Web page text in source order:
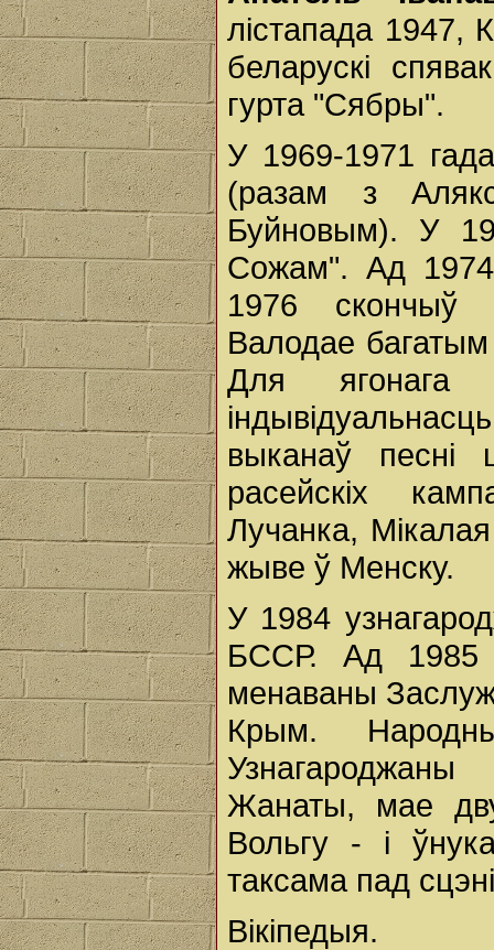
лістапада 1947,
беларускі
гурта "Сябры".
У 1969-1971
(разам з
Буйновым). У
Сожам". Ад 1974
1976 скончыў
Валодае
Для ягонага
выканаў песні
расейскіх
Лучанка,
жыве ў Менску.
У 1984
БССР. Ад 1985
менаваны
Крым.
Жанаты, мае
Вольгу - і
таксама пад
Вікіпедыя.